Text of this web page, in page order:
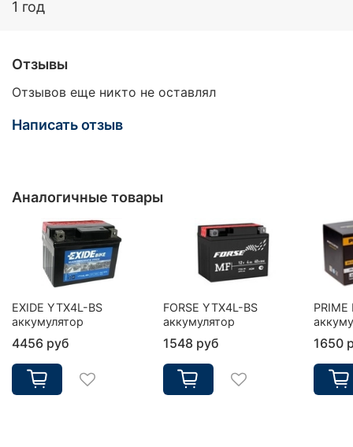
1 год
Отзывы
Отзывов еще никто не оставлял
Написать отзыв
Аналогичные товары
EXIDE YTX4L-BS
аккумулятор
4456 руб
FORSE YTX4L-BS
аккумулятор
1548 руб 1650